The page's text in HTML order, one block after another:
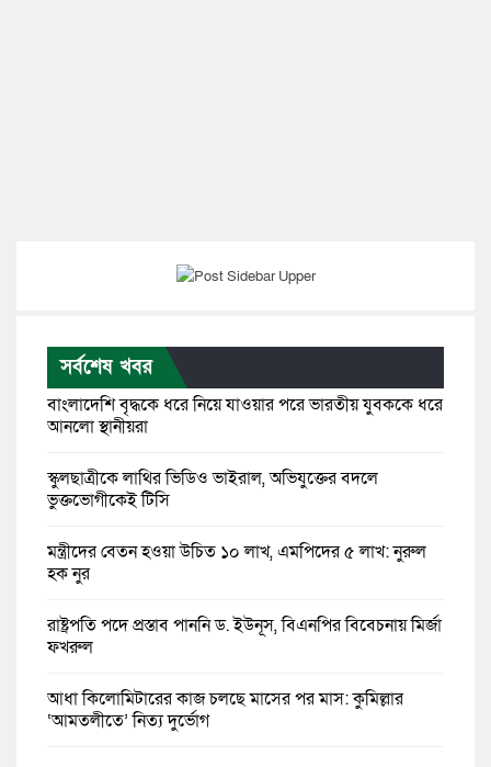
সর্বশেষ খবর
বাংলাদেশি বৃদ্ধকে ধরে নিয়ে যাওয়ার পরে ভারতীয় যুবককে ধরে
আনলো স্থানীয়রা
স্কুলছাত্রীকে লাথির ভিডিও ভাইরাল, অভিযুক্তের বদলে
ভুক্তভোগীকেই টিসি
মন্ত্রীদের বেতন হওয়া উচিত ১০ লাখ, এমপিদের ৫ লাখ: নুরুল
হক নুর
রাষ্ট্রপতি পদে প্রস্তাব পাননি ড. ইউনূস, বিএনপির বিবেচনায় মির্জা
ফখরুল
আধা কিলোমিটারের কাজ চলছে মাসের পর মাস: কুমিল্লার
‘আমতলীতে’ নিত্য দুর্ভোগ